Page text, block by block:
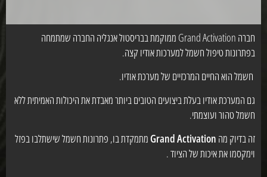
חברה Grand Activation ממוקמת בבריסטול אנגליה החברה שמתמחה
בפתרונות טיפול חשמל למערכות אודיו קצה.
חשמל הוא החיים המרכזיים של מערכת אודיו.
גם המערכת אודיו בעלת ביצועים הטובים ביותר מאבדת את היכולות האמיתית ללא
חשמל טהור ועוצמתי.
זה בדיוק מה Grand Activationמתמקדת בו, פתרונות חשמל שישתלבו בפזל
וימקסמו את איכות של הציוד .